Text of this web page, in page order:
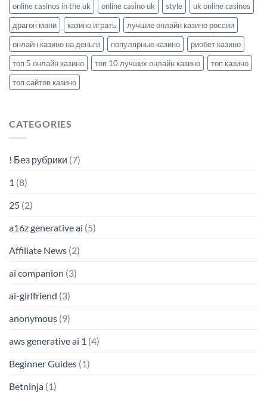
online casinos in the uk
online casino uk style
uk online casinos
драгон мани
казино играть
лучшие онлайн казино россии
онлайн казино на деньги
популярные казино
риобет казино
топ 5 онлайн казино
топ 10 лучших онлайн казино
топ казино
топ сайтов казино
CATEGORIES
! Без рубрики (7)
1 (8)
25 (2)
a16z generative ai (5)
Affiliate News (2)
ai companion (3)
ai-girlfriend (3)
anonymous (9)
aws generative ai 1 (4)
Beginner Guides (1)
Betninja (1)